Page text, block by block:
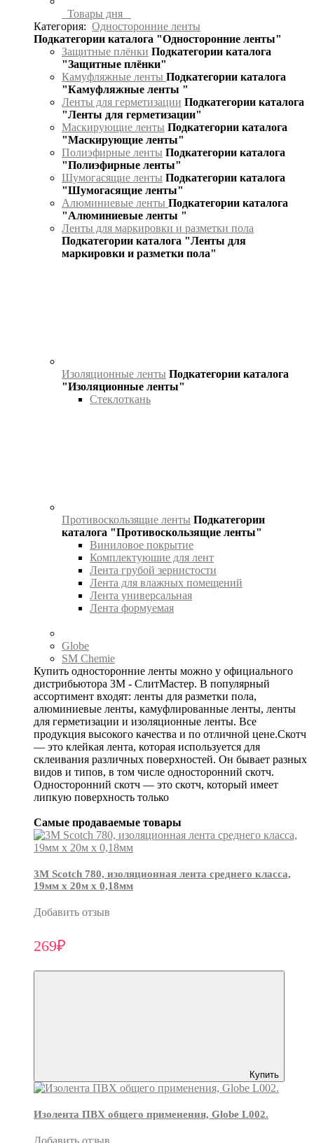
Товары дня
Категория: Односторонние ленты
Подкатегории каталога "Односторонние ленты"
Защитные плёнки Подкатегории каталога
"Защитные плёнки"
Камуфляжные ленты Подкатегории каталога
"Камуфляжные ленты "
Ленты для герметизации Подкатегории каталога
"Ленты для герметизации"
Маскирующие ленты Подкатегории каталога
"Маскирующие ленты"
Полиэфирные ленты Подкатегории каталога
"Полиэфирные ленты"
Шумогасящие ленты Подкатегории каталога
"Шумогасящие ленты"
Алюминиевые ленты Подкатегории каталога
"Алюминиевые ленты "
Ленты для маркировки и разметки пола
Подкатегории каталога "Ленты для
маркировки и разметки пола"
Изоляционные ленты Подкатегории каталога
"Изоляционные ленты"
Стеклоткань
Противоскользящие ленты Подкатегории
каталога "Противоскользящие ленты"
Виниловое покрытие
Комплектуюшие для лент
Лента грубой зернистости
Лента для влажных помещений
Лента универсальная
Лента формуемая
Globe
SM Chemie
Купить односторонние ленты можно у официального
дистрибьютора 3М - СлитМастер. В популярный
ассортимент входят: ленты для разметки пола,
алюминиевые ленты, камуфлированные ленты, ленты
для герметизации и изоляционные ленты. Все
продукция высокого качества и по отличной цене.Скотч
— это клейкая лента, которая используется для
склеивания различных поверхностей. Он бывает разных
видов и типов, в том числе односторонний скотч.
Односторонний скотч — это скотч, который имеет
липкую поверхность только
Самые продаваемые товары
3М Scotch 780, изоляционная лента среднего класса,
19мм х 20м х 0,18мм
Добавить отзыв
269₽
Купить
Изолента ПВХ общего применения, Globe L002.
Добавить отзыв